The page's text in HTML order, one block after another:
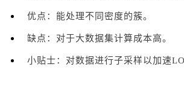
优点：能处理不同密度的簇。
缺点：对于大数据集计算成本高。
小贴士：对数据进行子采样以加速